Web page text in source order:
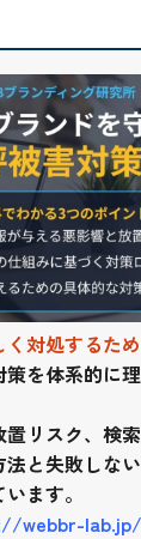
対処するため
を体系的に
リスク、検
法と失敗しな
ます。
webbr-